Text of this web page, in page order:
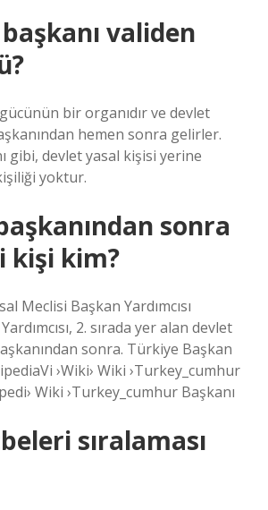
validen
bir organıdır ve devlet
hemen sonra gelirler.
gibi, devlet yasal kişisi yerine
yoktur.
sonra
kişi kim?
Meclisi Başkan Yardımcısı
2. sırada yer alan devlet
sonra. Türkiye Başkan
›Wiki› Wiki ›Turkey_cumhur
Wiki ›Turkey_cumhur Başkanı
sıralaması